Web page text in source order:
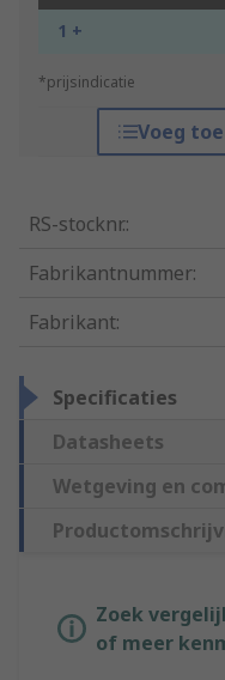
1 +
*prijsindicatie
Voeg
RS-stocknr.:
Fabrikantnummer:
Fabrikant:
Specificaties
Datasheets
Wetgeving en
Zoek
of meer